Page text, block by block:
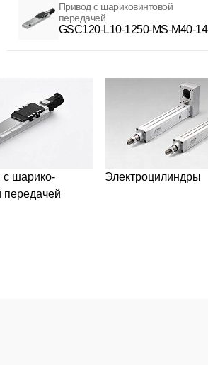
Привод с шариковинтовой
передачей
GSC120-L10-1250-MS-M40-14
шарико-
передачей
Электроцилиндры